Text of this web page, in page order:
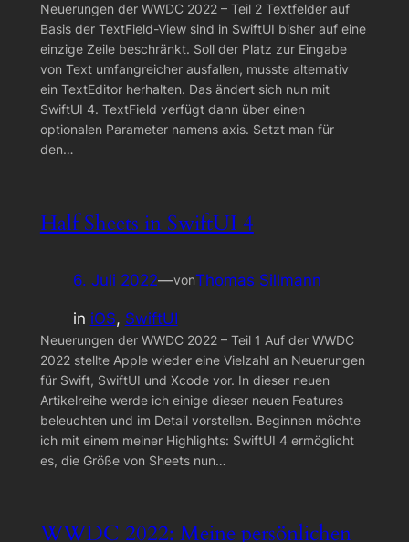
Neuerungen der WWDC 2022 – Teil 2 Textfelder auf
Basis der TextField-View sind in SwiftUI bisher auf eine
einzige Zeile beschränkt. Soll der Platz zur Eingabe
von Text umfangreicher ausfallen, musste alternativ
ein TextEditor herhalten. Das ändert sich nun mit
SwiftUI 4. TextField verfügt dann über einen
optionalen Parameter namens axis. Setzt man für
den…
Half Sheets in SwiftUI 4
6. Juli 2022—vonThomas Sillmann
in iOS, SwiftUI
Neuerungen der WWDC 2022 – Teil 1 Auf der WWDC
2022 stellte Apple wieder eine Vielzahl an Neuerungen
für Swift, SwiftUI und Xcode vor. In dieser neuen
Artikelreihe werde ich einige dieser neuen Features
beleuchten und im Detail vorstellen. Beginnen möchte
ich mit einem meiner Highlights: SwiftUI 4 ermöglicht
es, die Größe von Sheets nun…
WWDC 2022: Meine persönlichen